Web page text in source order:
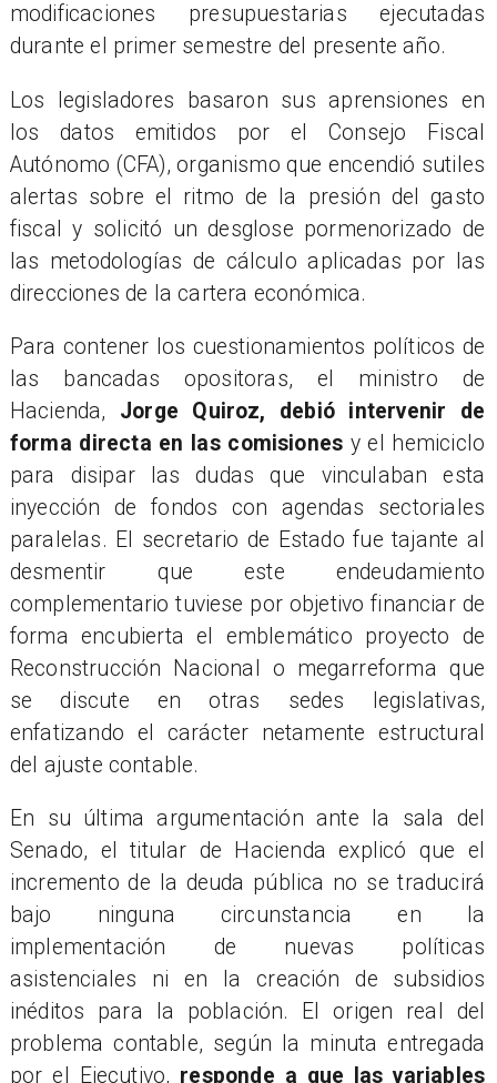
modificaciones presupuestarias ejecutadas
durante el primer semestre del presente año.
Los legisladores basaron sus aprensiones en
los datos emitidos por el Consejo Fiscal
Autónomo (CFA), organismo que encendió sutiles
alertas sobre el ritmo de la presión del gasto
fiscal y solicitó un desglose pormenorizado de
las metodologías de cálculo aplicadas por las
direcciones de la cartera económica.
Para contener los cuestionamientos políticos de
las bancadas opositoras, el ministro de
Hacienda, Jorge Quiroz, debió intervenir de
forma directa en las comisiones y el hemiciclo
para disipar las dudas que vinculaban esta
inyección de fondos con agendas sectoriales
paralelas. El secretario de Estado fue tajante al
desmentir que este endeudamiento
complementario tuviese por objetivo financiar de
forma encubierta el emblemático proyecto de
Reconstrucción Nacional o megarreforma que
se discute en otras sedes legislativas,
enfatizando el carácter netamente estructural
del ajuste contable.
En su última argumentación ante la sala del
Senado, el titular de Hacienda explicó que el
incremento de la deuda pública no se traducirá
bajo ninguna circunstancia en la
implementación de nuevas políticas
asistenciales ni en la creación de subsidios
inéditos para la población. El origen real del
problema contable, según la minuta entregada
por el Ejecutivo, responde a que las variables